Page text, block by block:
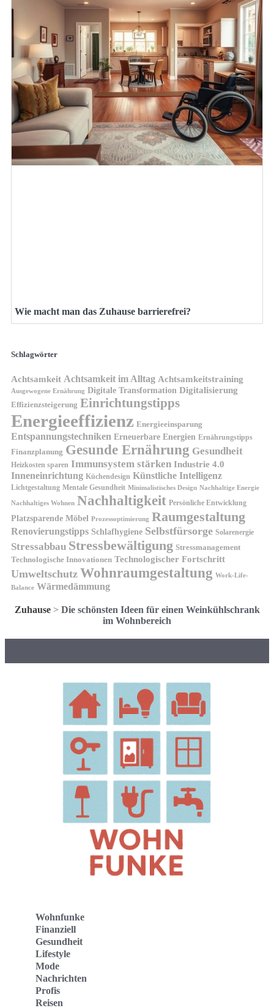
Wie macht man das Zuhause barrierefrei?
Schlagwörter
Achtsamkeit Achtsamkeit im Alltag Achtsamkeitstraining
Ausgewogene Ernährung Digitale Transformation Digitalisierung
Effizienzsteigerung Einrichtungstipps
Energieeffizienz Energieeinsparung
Entspannungstechniken Erneuerbare Energien Ernährungstipps
Finanzplanung Gesunde Ernährung Gesundheit
Heizkosten sparen Immunsystem stärken Industrie 4.0
Inneneinrichtung Küchendesign Künstliche Intelligenz
Lichtgestaltung Mentale Gesundheit Minimalistisches Design Nachhaltige Energie
Nachhaltiges Wohnen Nachhaltigkeit Persönliche Entwicklung
Platzsparende Möbel Prozessoptimierung Raumgestaltung
Renovierungstipps Schlafhygiene Selbstfürsorge Solarenergie
Stressabbau Stressbewältigung Stressmanagement
Technologische Innovationen Technologischer Fortschritt
Umweltschutz Wohnraumgestaltung Work-Life-
Balance Wärmedämmung
Zuhause> Die schönsten Ideen für einen Weinkühlschrank
im Wohnbereich
Wohnfunke
Finanziell
Gesundheit
Lifestyle
Mode
Nachrichten
Profis
Reisen